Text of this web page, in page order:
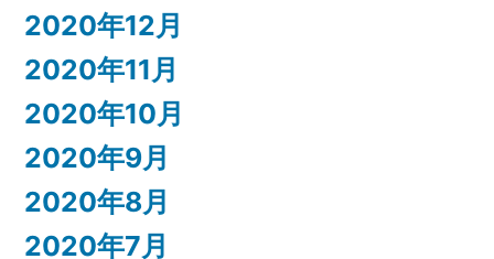
2020年12月
2020年11月
2020年10月
2020年9月
2020年8月
2020年7月